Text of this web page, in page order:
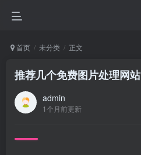
首页 未分类 正文
推荐几个免费图片处理网站
admin
1个月前更新